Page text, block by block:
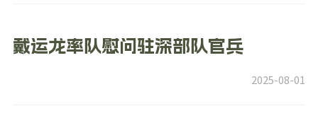
2025-08-01
戴运龙率队慰问驻深部队官兵